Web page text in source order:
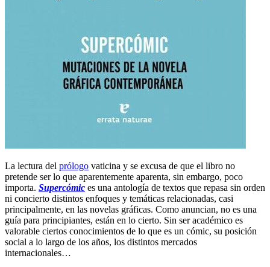
La lectura del prólogo vaticina y se excusa de que el libro no
pretende ser lo que aparentemente aparenta, sin embargo, poco
importa. Supercómic es una antología de textos que repasa sin orden
ni concierto distintos enfoques y temáticas relacionadas, casi
principalmente, en las novelas gráficas. Como anuncian, no es una
guía para principiantes, están en lo cierto. Sin ser académico es
valorable ciertos conocimientos de lo que es un cómic, su posición
social a lo largo de los años, los distintos mercados
internacionales…